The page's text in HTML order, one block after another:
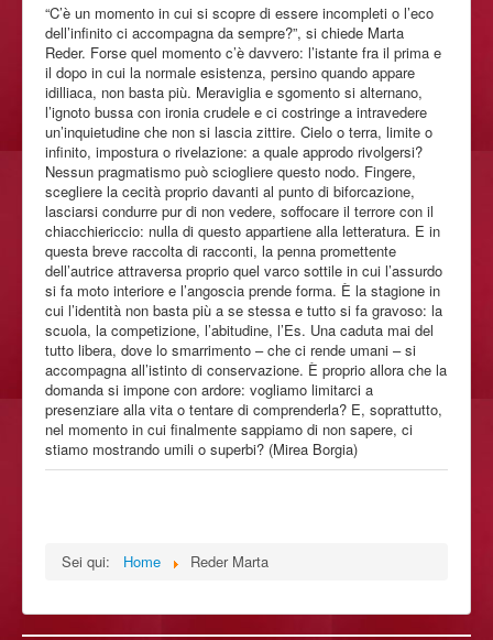
“C’è un momento in cui si scopre di essere incompleti o l’eco
dell’infinito ci accompagna da sempre?”, si chiede Marta
Reder. Forse quel momento c’è davvero: l’istante fra il prima e
il dopo in cui la normale esistenza, persino quando appare
idilliaca, non basta più. Meraviglia e sgomento si alternano,
l’ignoto bussa con ironia crudele e ci costringe a intravedere
un’inquietudine che non si lascia zittire. Cielo o terra, limite o
infinito, impostura o rivelazione: a quale approdo rivolgersi?
Nessun pragmatismo può sciogliere questo nodo. Fingere,
scegliere la cecità proprio davanti al punto di biforcazione,
lasciarsi condurre pur di non vedere, soffocare il terrore con il
chiacchiericcio: nulla di questo appartiene alla letteratura. E in
questa breve raccolta di racconti, la penna promettente
dell’autrice attraversa proprio quel varco sottile in cui l’assurdo
si fa moto interiore e l’angoscia prende forma. È la stagione in
cui l’identità non basta più a se stessa e tutto si fa gravoso: la
scuola, la competizione, l’abitudine, l’Es. Una caduta mai del
tutto libera, dove lo smarrimento – che ci rende umani – si
accompagna all’istinto di conservazione. È proprio allora che la
domanda si impone con ardore: vogliamo limitarci a
presenziare alla vita o tentare di comprenderla? E, soprattutto,
nel momento in cui finalmente sappiamo di non sapere, ci
stiamo mostrando umili o superbi? (Mirea Borgia)
Sei qui: Home Reder Marta